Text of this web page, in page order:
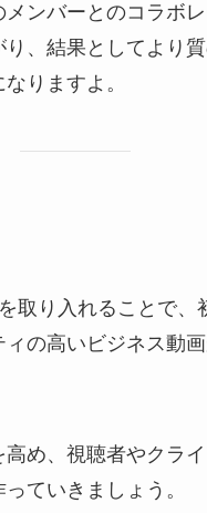
ンバーとのコラボ
、結果としてより
りますよ。
取り入れることで、
の高いビジネス動
め、視聴者やクラ
ていきましょう。